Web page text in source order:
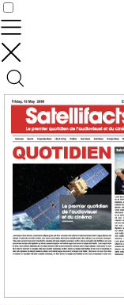
Contrôler vos données